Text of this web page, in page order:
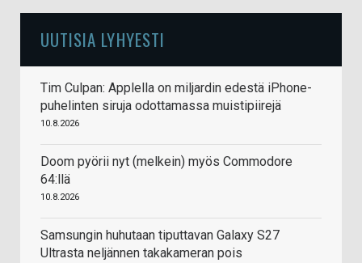
UUTISIA LYHYESTI
Tim Culpan: Applella on miljardin edestä iPhone-
puhelinten siruja odottamassa muistipiirejä
10.8.2026
Doom pyörii nyt (melkein) myös Commodore
64:llä
10.8.2026
Samsungin huhutaan tiputtavan Galaxy S27
Ultrasta neljännen takakameran pois